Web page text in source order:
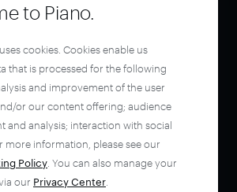
to Piano.
cookies. Cookies enable us
that is processed for the following
and improvement of the user
or our content offering; audience
and analysis; interaction with social
more information, please see our
Policy . You can also manage your
our Privacy Center